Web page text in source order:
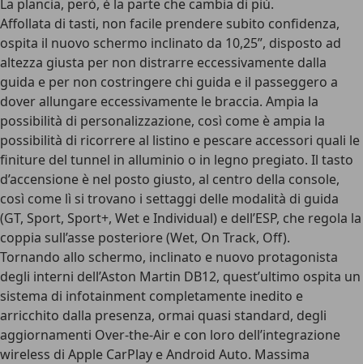
La plancia, però, è la parte che cambia di più.
Affollata di tasti, non facile prendere subito confidenza,
ospita il nuovo schermo inclinato da 10,25”, disposto ad
altezza giusta per non distrarre eccessivamente dalla
guida e per non costringere chi guida e il passeggero a
dover allungare eccessivamente le braccia. Ampia la
possibilità di personalizzazione, così come è ampia la
possibilità di ricorrere al listino e pescare accessori quali le
finiture del tunnel in alluminio o in legno pregiato. Il tasto
d’accensione è nel posto giusto, al centro della console,
così come lì si trovano i settaggi delle modalità di guida
(GT, Sport, Sport+, Wet e Individual) e dell’ESP, che regola la
coppia sull’asse posteriore (Wet, On Track, Off).
Tornando allo schermo, inclinato e nuovo protagonista
degli interni dell’Aston Martin DB12, quest’ultimo ospita un
sistema di infotainment completamente inedito e
arricchito dalla presenza, ormai quasi standard, degli
aggiornamenti Over-the-Air e con loro dell’integrazione
wireless di Apple CarPlay e Android Auto. Massima